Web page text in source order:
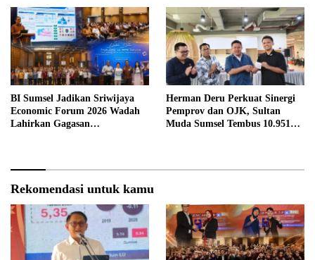
BI Sumsel Jadikan Sriwijaya
Economic Forum 2026 Wadah
Lahirkan Gagasan
Herman Deru Perkuat Sinergi
Pemprov dan OJK, Sultan
Muda Sumsel Tembus 10.951
Rekomendasi untuk kamu